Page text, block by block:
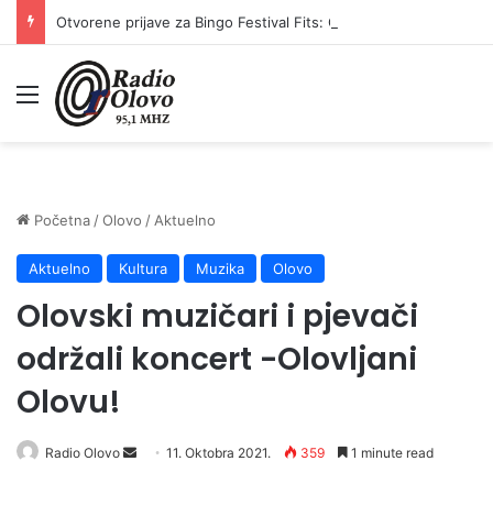
Meni
Početna /Olovo / Aktuelno
Aktuelno Kultura Muzika Olovo
Olovski muzičari i pjevači
održali koncert -Olovljani
Olovu!
Radio Olovo
Send11. Oktobra 2021. 359 1 minute read